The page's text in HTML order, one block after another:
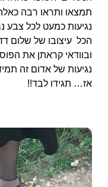
תמצאו ותראו רבה כאלה
נגיעות כמעט לכל צבע
הכל עיצובו של שלום
ובוודאי קראתן את
נגיעות של אדום זה
אז… תגידו לבד!!